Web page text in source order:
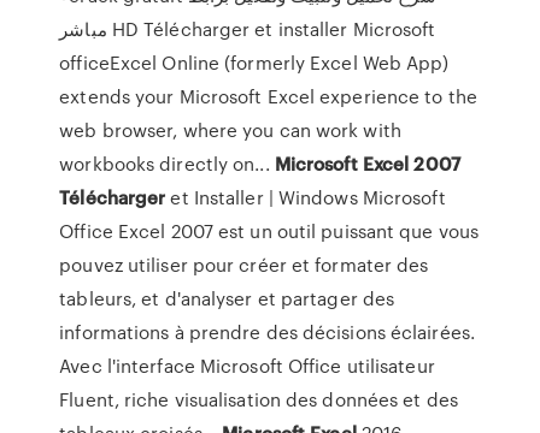
مباشر HD Télécharger et installer Microsoft
officeExcel Online (formerly Excel Web App)
extends your Microsoft Excel experience to the
web browser, where you can work with
workbooks directly on... Microsoft Excel 2007
Téléchargeret Installer | Windows Microsoft
Office Excel 2007 est un outil puissant que vous
pouvez utiliser pour créer et formater des
tableurs, et d'analyser et partager des
informations à prendre des décisions éclairées.
Avec l'interface Microsoft Office utilisateur
Fluent, riche visualisation des données et des